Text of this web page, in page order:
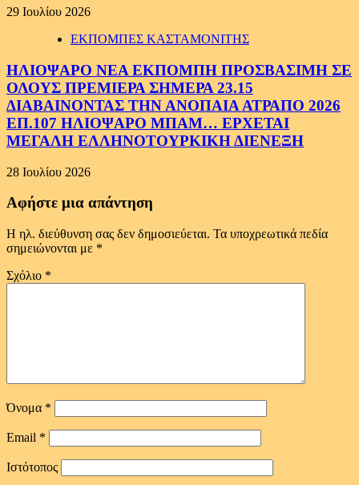
29 Ιουλίου 2026
ΕΚΠΟΜΠΕΣ ΚΑΣΤΑΜΟΝΙΤΗΣ
ΗΛΙΟΨΑΡΟ ΝΕΑ ΕΚΠΟΜΠΗ ΠΡΟΣΒΑΣΙΜΗ ΣΕ
ΟΛΟΥΣ ΠΡΕΜΙΕΡΑ ΣΗΜΕΡΑ 23.15
ΔΙΑΒΑΙΝΟΝΤΑΣ ΤΗΝ ΑΝΟΠΑΙΑ ΑΤΡΑΠΟ 2026
ΕΠ.107 ΗΛΙΟΨΑΡΟ ΜΠΑΜ… ΕΡΧΕΤΑΙ
ΜΕΓΑΛΗ ΕΛΛΗΝΟΤΟΥΡΚΙΚΗ ΔΙΕΝΕΞΗ
28 Ιουλίου 2026
Αφήστε μια απάντηση
Η ηλ. διεύθυνση σας δεν δημοσιεύεται. Τα υποχρεωτικά πεδία
σημειώνονται με *
Σχόλιο *
Όνομα *
Email *
Ιστότοπος